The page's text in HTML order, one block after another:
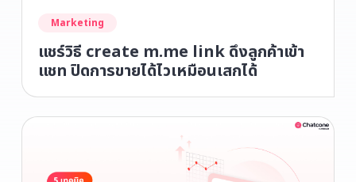
Marketing
แชร์วิธี create m.me link ดึงลูกค้าเข้า
แชท ปิดการขายได้ไวเหมือนเสกได้